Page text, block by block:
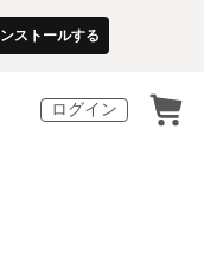
ストールする
ログイン